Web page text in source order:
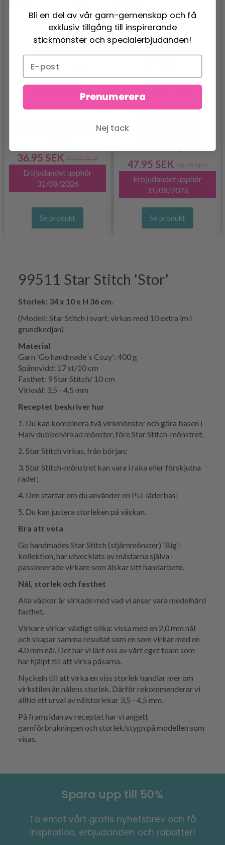
LINDEHOBBY RIBBON
36.95 SEK 73.95 SEK
Erbjudandet upphör
31/08/2026
Se produkt
47.95 SEK 94.95 SEK
Erbjudandet upphör
31/08/2026
Se produkt
99511 Star Stitch 'Stor'
Storlek: 34 x 10 x H 36 cm.
(Modell: Star Stitch i svart, virkas med 10 extra lm i
grundkedjan)
Material
Garn 'Go handmade´s Cozy': 400 g
Spännvidd: 17 st/10 cm
Fasthet: 9 Star Stitch/ 10 cm
Virknål: 3,5 - 4,5 mm
Receptet beskriver hur
1. Du kan kombinera två virkmönster och göra basen i
Halv dubbelvirkad mönster, före Star Stitch-mönstret;
2. Star Stitch virkas, från början;
3. Star Stitch-mönstret kan vara i raka eller förskjutna
rader;
4. Den startar om du använder en PU-läderbas;
5. Du kan justera storleken på väskan.
Bra att veta
Go handmades Star Stitch (stjärnmönster) 'Big'-
kollektion, har utvecklats av mästarna själva -
passionerade virkare som älskar sitt handarbete.
Nål, storlek och fasthet
Alla väskor är virkade med vad vi anser vara medelhård
fasthet.
Virkare virkar väldigt olika: vissa med en 2,0 mm nål
och skapar samma resultat som en som virkar med en
4,0 mm nål. Det har vi lärt oss av vårt eget team som
har hjälpt till att virka påsarna.
Nyckeln till att virka en viss storlek handlar mer om
virkstilen än nålens storlek. Därför rekommenderar vi
alltid ett urval av nålstorlekar 3,5 - 4,5 mm.
På framsidan av receptet har vi angett
garnförbrukningen och storlek/stygn på modellen som
visas.
Spara upp till 50%
Ta emot vårt gratis nyhetsbrev och få
inspiration, erbjudanden och rabatter!
Bli en del av vår garn-gemenskap och få
exklusiv tillgång till inspirerande
stickmönster och specialerbjudanden!
Prenumerera
Nej tack